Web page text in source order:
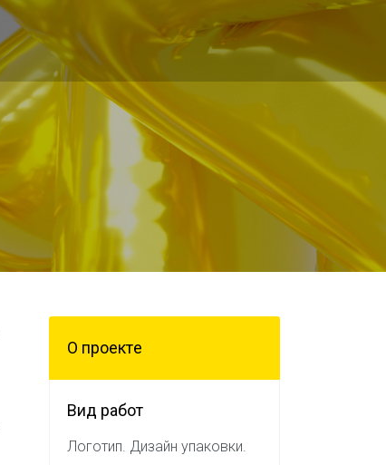
О проектe
Вид работ
Логотип. Дизайн упаковки.